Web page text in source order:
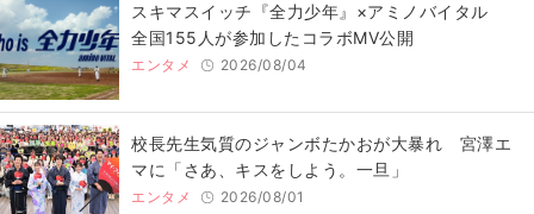
スキマスイッチ『全力少年』×アミノバイタル
全国155人が参加したコラボMV公開
エンタメ 2026/08/04
校長先生気質のジャンボたかおが大暴れ 宮澤エ
マに「さあ、キスをしよう。一旦」
エンタメ 2026/08/01